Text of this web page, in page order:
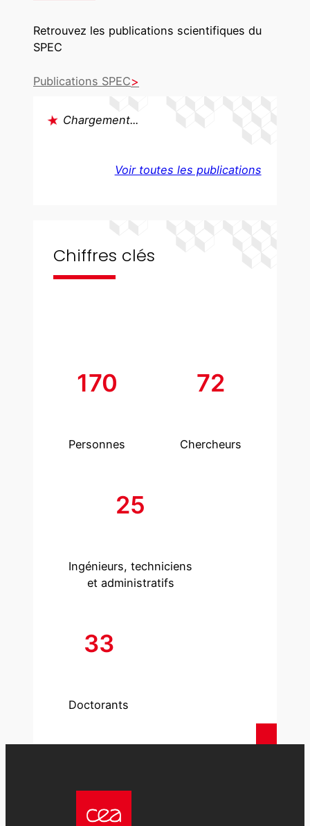
Retrouvez les publications scientifiques du
SPEC
Publications SPEC
Chargement...
Voir toutes les publications
Chiffres clés
170
Personnes
72
Chercheurs
25
Ingénieurs, techniciens
et administratifs
33
Doctorants